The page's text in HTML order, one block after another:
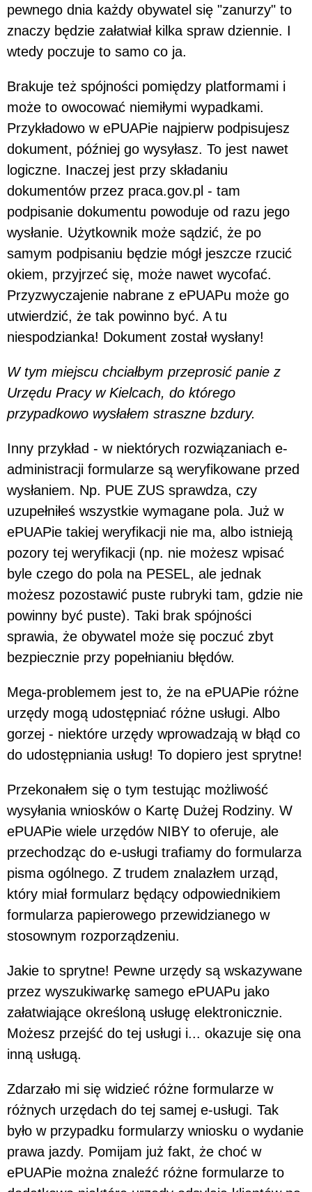
pewnego dnia każdy obywatel się "zanurzy" to
znaczy będzie załatwiał kilka spraw dziennie. I
wtedy poczuje to samo co ja.
Brakuje też spójności pomiędzy platformami i
może to owocować niemiłymi wypadkami.
Przykładowo w ePUAPie najpierw podpisujesz
dokument, później go wysyłasz. To jest nawet
logiczne. Inaczej jest przy składaniu
dokumentów przez praca.gov.pl - tam
podpisanie dokumentu powoduje od razu jego
wysłanie. Użytkownik może sądzić, że po
samym podpisaniu będzie mógł jeszcze rzucić
okiem, przyjrzeć się, może nawet wycofać.
Przyzwyczajenie nabrane z ePUAPu może go
utwierdzić, że tak powinno być. A tu
niespodzianka! Dokument został wysłany!
W tym miejscu chciałbym przeprosić panie z
Urzędu Pracy w Kielcach, do którego
przypadkowo wysłałem straszne bzdury.
Inny przykład - w niektórych rozwiązaniach e-
administracji formularze są weryfikowane przed
wysłaniem. Np. PUE ZUS sprawdza, czy
uzupełniłeś wszystkie wymagane pola. Już w
ePUAPie takiej weryfikacji nie ma, albo istnieją
pozory tej weryfikacji (np. nie możesz wpisać
byle czego do pola na PESEL, ale jednak
możesz pozostawić puste rubryki tam, gdzie nie
powinny być puste). Taki brak spójności
sprawia, że obywatel może się poczuć zbyt
bezpiecznie przy popełnianiu błędów.
Mega-problemem jest to, że na ePUAPie różne
urzędy mogą udostępniać różne usługi. Albo
gorzej - niektóre urzędy wprowadzają w błąd co
do udostępniania usług! To dopiero jest sprytne!
Przekonałem się o tym testując możliwość
wysyłania wniosków o Kartę Dużej Rodziny. W
ePUAPie wiele urzędów NIBY to oferuje, ale
przechodząc do e-usługi trafiamy do formularza
pisma ogólnego. Z trudem znalazłem urząd,
który miał formularz będący odpowiednikiem
formularza papierowego przewidzianego w
stosownym rozporządzeniu.
Jakie to sprytne! Pewne urzędy są wskazywane
przez wyszukiwarkę samego ePUAPu jako
załatwiające określoną usługę elektronicznie.
Możesz przejść do tej usługi i... okazuje się ona
inną usługą.
Zdarzało mi się widzieć różne formularze w
różnych urzędach do tej samej e-usługi. Tak
było w przypadku formularzy wniosku o wydanie
prawa jazdy. Pomijam już fakt, że choć w
ePUAPie można znaleźć różne formularze to